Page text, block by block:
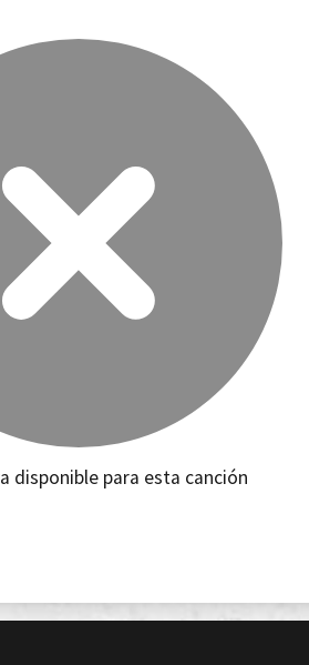
disponible para esta canción